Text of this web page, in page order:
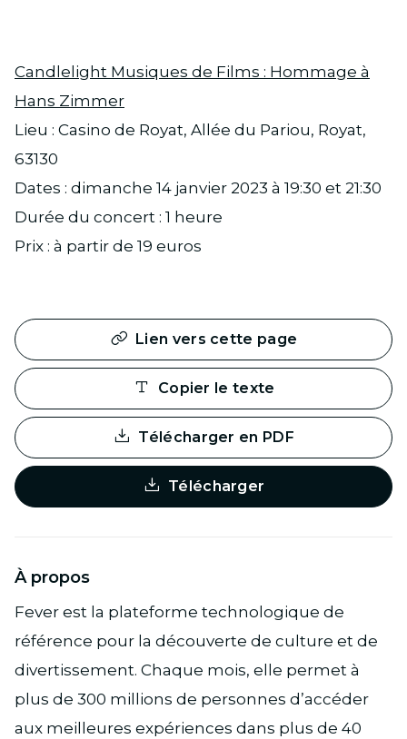
Candlelight Musiques de Films : Hommage à
Hans Zimmer
Lieu : Casino de Royat, Allée du Pariou, Royat,
63130
Dates : dimanche 14 janvier 2023 à 19:30 et 21:30
Durée du concert : 1 heure
Prix : à partir de 19 euros
Lien vers cette page
Copier le texte
Télécharger en PDF
Télécharger
À propos
Fever est la plateforme technologique de
référence pour la découverte de culture et de
divertissement. Chaque mois, elle permet à
plus de 300 millions de personnes d’accéder
aux meilleures expériences dans plus de 40